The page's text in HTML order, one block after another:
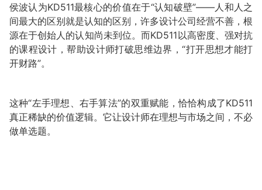
侯波认为KD511最核心的价值在于“认知破壁”——人和人之
间最大的区别就是认知的区别，许多设计公司经营不善，根
源在于创始人的认知尚未到位。而KD511以高密度、强对抗
的课程设计，帮助设计师打破思维边界，“打开思想才能打
开财路”。
这种“左手理想、右手算法”的双重赋能，恰恰构成了KD511
真正稀缺的价值逻辑。它让设计师在理想与市场之间，不必
做单选题。